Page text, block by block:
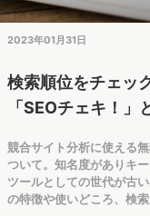
2023年01月31日
検索順位をチェッ
「SEOチェキ！」
競合サイト分析に使える
ついて。知名度がありキ
ツールとしての世代が古
の特徴や使いどころ、検